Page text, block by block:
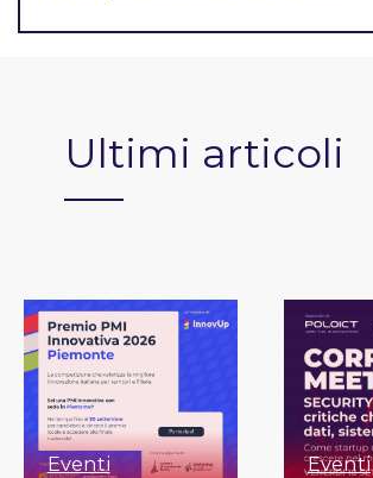
Ultimi articoli
Eventi Eventi